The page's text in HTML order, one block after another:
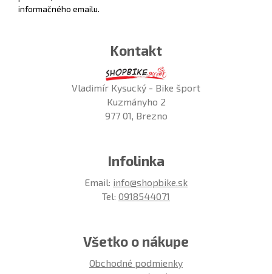
informačného emailu.
Kontakt
Vladimír Kysucký - Bike šport
Kuzmányho 2
977 01, Brezno
Infolinka
Email: info@shopbike.sk
Tel: 0918544071
Všetko o nákupe
Obchodné podmienky